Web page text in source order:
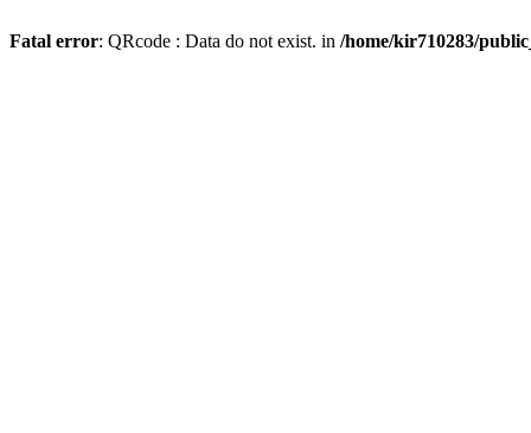
Fatal error: QRcode : Data do not exist. in /home/kir710283/